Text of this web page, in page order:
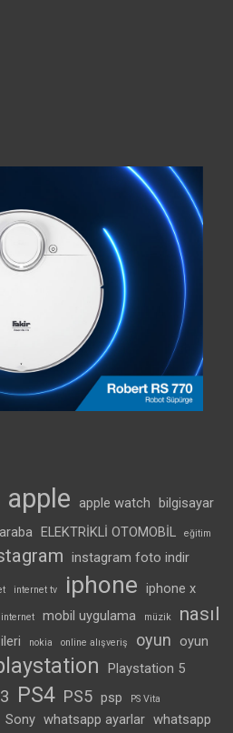
apple apple watch bilgisayar
ELEKTRİKLİ OTOMOBİL eğitim
instagram foto indir
internet tv iphone iphone x
mobil uygulama müzik
nasıl
nokia online alışveriş oyun
oyun
Playstation 5
PS4 PS5 psp PS Vita
Sony whatsapp ayarlar whatsapp